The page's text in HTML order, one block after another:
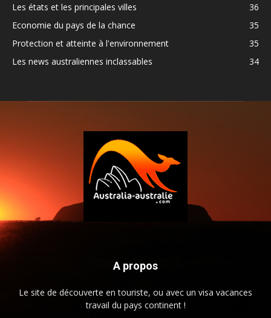
Les états et les principales villes
36
Economie du pays de la chance
35
Protection et atteinte à l'environnement
35
Les news australiennes inclassables
34
A propos
Le site de découverte en touriste, ou avec un visa vacances
travail du pays continent !